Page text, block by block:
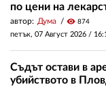
по цени на
автор: Дума visibility 874
петък, 07 Август 2026 /
Съдът остави в
убийството в